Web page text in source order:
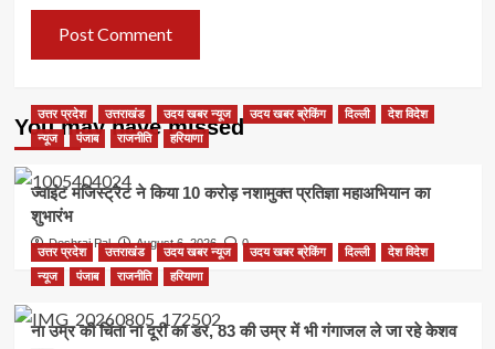
You may have missed
उत्तर प्रदेश उत्तराखंड उदय खबर न्यूज उदय खबर ब्रेकिंग दिल्ली
देश विदेश
न्यूज
पंजाब राजनीति हरियाणा
ज्वाइंट मजिस्ट्रेट ने किया 10 करोड़ नशामुक्त प्रतिज्ञा महाअभियान का
शुभारंभ
Deshraj Pal August 6, 2026 0
उत्तर प्रदेश उत्तराखंड उदय खबर न्यूज उदय खबर ब्रेकिंग दिल्ली
देश विदेश
न्यूज
पंजाब राजनीति हरियाणा
ना उम्र की चिंता ना दूरी का डर, 83 की उम्र में भी गंगाजल ले जा रहे केशव